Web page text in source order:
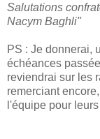
Salutations
Nacym Baghli"
PS : Je donnerai,
échéances
reviendrai sur les
remerciant
l'équipe pour